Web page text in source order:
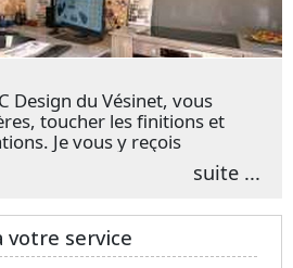
Design du Vésinet, vous
toucher les finitions et
Je vous y reçois
parler de votre projet et
idées en choix plussuite ...
votre service